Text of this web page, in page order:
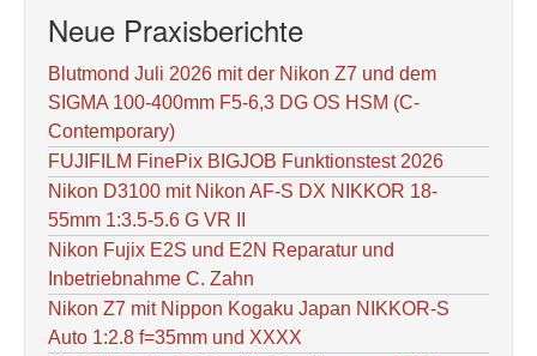
Neue Praxisberichte
Blutmond Juli 2026 mit der Nikon Z7 und dem
SIGMA 100-400mm F5-6,3 DG OS HSM (C-
Contemporary)
FUJIFILM FinePix BIGJOB Funktionstest 2026
Nikon D3100 mit Nikon AF-S DX NIKKOR 18-
55mm 1:3.5-5.6 G VR II
Nikon Fujix E2S und E2N Reparatur und
Inbetriebnahme C. Zahn
Nikon Z7 mit Nippon Kogaku Japan NIKKOR-S
Auto 1:2.8 f=35mm und XXXX